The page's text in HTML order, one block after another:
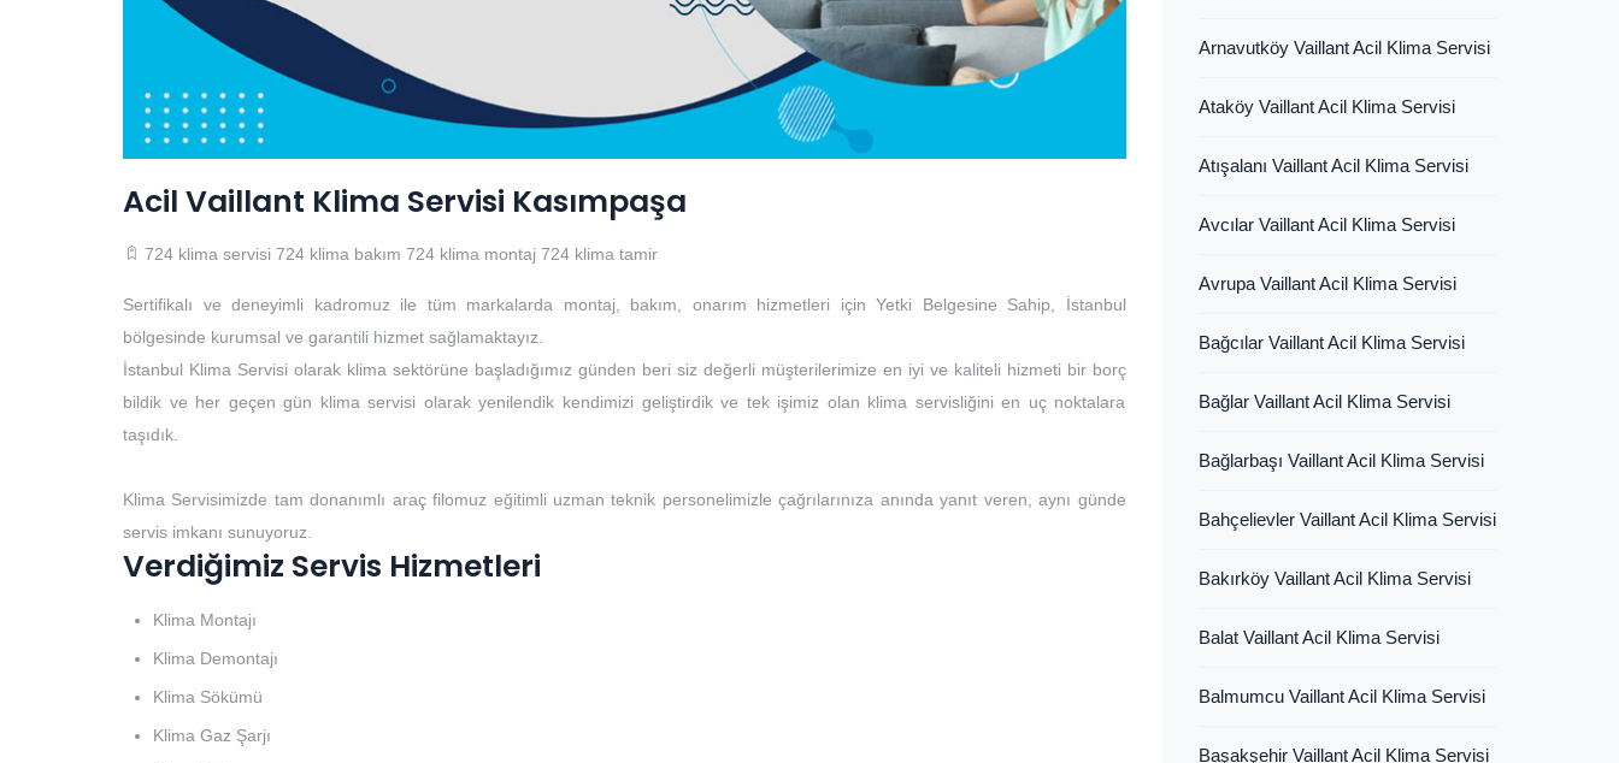
Acil Vaillant Klima Servisi Kasımpaşa
724 klima servisi 724 klima bakım 724 klima montaj 724 klima tamir
Sertifikalı ve deneyimli kadromuz ile tüm markalarda montaj, bakım, onarım hizmetleri için Yetki Belgesine Sahip, İstanbul
bölgesinde kurumsal ve garantili hizmet sağlamaktayız.
İstanbul Klima Servisi olarak klima sektörüne başladığımız günden beri siz değerli müşterilerimize en iyi ve kaliteli hizmeti bir borç
bildik ve her geçen gün klima servisi olarak yenilendik kendimizi geliştirdik ve tek işimiz olan klima servisliğini en uç noktalara
taşıdık.
Klima Servisimizde tam donanımlı araç filomuz eğitimli uzman teknik personelimizle çağrılarınıza anında yanıt veren, aynı günde
servis imkanı sunuyoruz.
Verdiğimiz Servis Hizmetleri
Klima Montajı
Klima Demontajı
Klima Sökümü
Klima Gaz Şarjı
Arnavutköy Vaillant Acil Klima Servisi
Ataköy Vaillant Acil Klima Servisi
Atışalanı Vaillant Acil Klima Servisi
Avcılar Vaillant Acil Klima Servisi
Avrupa Vaillant Acil Klima Servisi
Bağcılar Vaillant Acil Klima Servisi
Bağlar Vaillant Acil Klima Servisi
Bağlarbaşı Vaillant Acil Klima Servisi
Bahçelievler Vaillant Acil Klima Servisi
Bakırköy Vaillant Acil Klima Servisi
Balat Vaillant Acil Klima Servisi
Balmumcu Vaillant Acil Klima Servisi
Başakşehir Vaillant Acil Klima Servisi